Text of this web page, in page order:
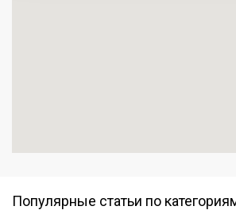
Популярные статьи по